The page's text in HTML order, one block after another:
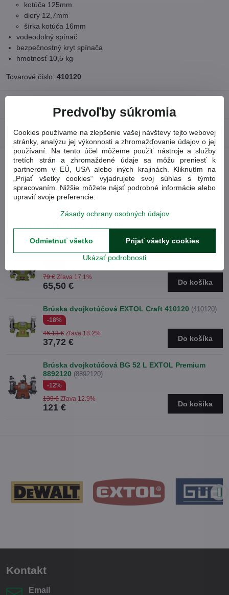
kotúča 125mm
diery 12,7mm
šírka kotúča 16mm
vodeodolný spínač
bezpečnostný kryt spínača
hmotnosť 10,5 kg
Tovarové číslo: 410120
Diskusia 0
FacebookTwitterBlueskyPinterestRedditLinkedInWhatsApp
E-
mail
Obľúbené produkty
Brúska dvojkotúčová EXTOL Craft 410130 (410130)
65,50 €
79 € Zľava 17.1%
Do košíka
Brúska dvojkotúčová EXTOL Craft 410120 (410120)
-18%
37,72 €
46,13 € Zľava 18.2%
Do košíka
Brúska dvojkotúčová BG 52 L EXTOL Premium
8892120 (8892120)
-12%
121 €
139 € Zľava 12.9%
Do košíka
Kontakt
Email
Predvoľby súkromia
Cookies používame na zlepšenie vašej návštevy tejto webovej
stránky, analýzu jej výkonnosti a zhromažďovanie údajov o jej
používaní. Na tento účel môžeme použiť nástroje a služby
tretích strán a zhromaždené údaje sa môžu preniesť k
partnerom v EÚ, USA alebo iných krajinách. Kliknutím na
„Prijať všetky cookies“ vyjadrujete svoj súhlas s týmto
spracovaním. Nižšie môžete nájsť podrobné informácie alebo
upraviť svoje preferencie.
Zásady ochrany osobných údajov
Ukázať podrobnosti
Prijať všetky cookies
Odmietnuť všetko